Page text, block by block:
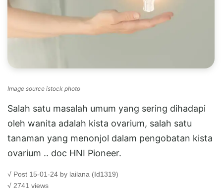
Image source istock photo
Salah satu masalah umum yang sering dihadapi
oleh wanita adalah kista ovarium, salah satu
tanaman yang menonjol dalam pengobatan kista
ovarium .. doc HNI Pioneer.
√ Post 15-01-24 by lailana (Id1319)
√ 2741 views